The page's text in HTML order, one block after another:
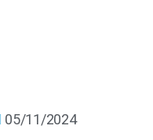
05/11/2024